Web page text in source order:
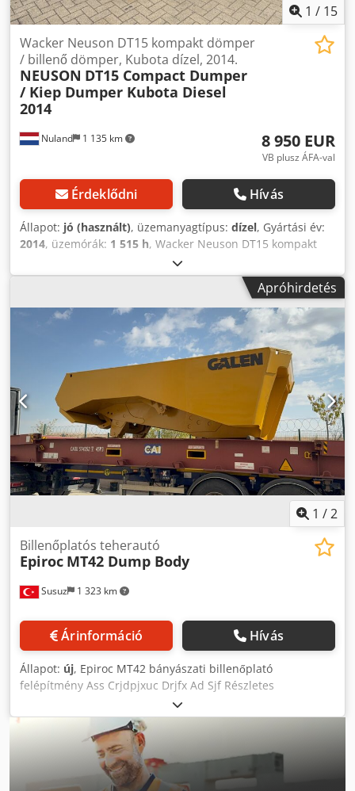
1 / 15
Nuland 1 135 km
Wacker Neuson DT15 kompakt dömper
/ billenő dömper, Kubota dízel, 2014.
NEUSON DT15 Compact Dumper
/ Kiep Dumper Kubota Diesel
2014
8 950 EUR
VB plusz ÁFA-val
Érdeklődni Hívás
Állapot: jó (használt), üzemanyagtípus: dízel, Gyártási év:
2014, üzemórák: 1 515 h, Wacker Neuson DT15 kompakt
dömper / Kiep dömper, Kubota dízelmotor, 2014. A videó a
WhatsApp-on keresztül megküldhető. Credszqf A Aepfx Ad
Sjf Folyamatosan van készletünk, lásd a weboldalunkon. Az
árak a Nulandban érvényesek. A Van de Wert Trading B.V.
változó készlettel rendelkezik gépekből, teherautókból,
pótkocsikból és tartozékokból. Minden termékünk
kereskedelmi áron kerül forgalomba, „ahogy van”
állapotban, garancia nélkül. (lásd az általános szerződési
feltételeinket) Megtekintés és/vagy próbaút céljából
előzetes időpont egyeztetés lehetséges. Kérjük, hívjon fel
előre, mert nem vagyunk folyamatosan a helyszínen. Van
de Wert Trading B.V. Bedrijfsstraat 3 5391 LR Nuland
Apróhirdetés
1 /2
Susuz 1 323 km
Billenőplatós teherautó
Epiroc MT42 Dump Body
Árinformáció Hívás
Állapot: új, Epiroc MT42 bányászati billenőplató
felépítmény Ass Crjdpjxuc Drjfx Ad Sjf Részletes
információért kérjük, lépjen velünk kapcsolatba.